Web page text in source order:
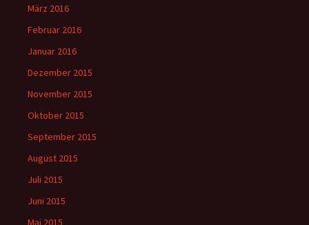
März 2016
Februar 2016
Januar 2016
Dezember 2015
November 2015
Oktober 2015
September 2015
August 2015
Juli 2015
Juni 2015
Mai 2015